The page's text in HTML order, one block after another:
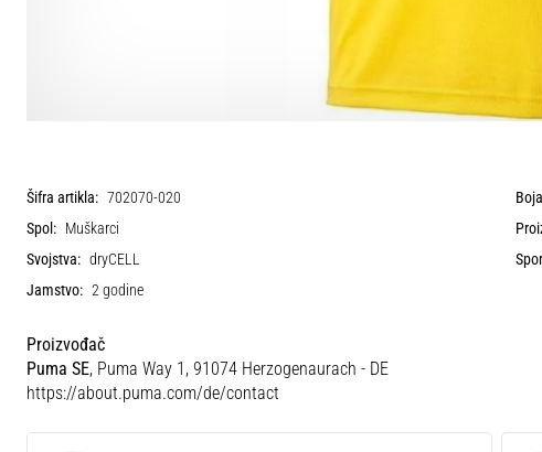
Šifra artikla: 702070-020
Spol: Muškarci
Svojstva: dryCELL
Jamstvo: 2 godine
Proizvođač
Puma SE, Puma Way 1, 91074 Herzogenaurach - DE
https://about.puma.com/de/contact